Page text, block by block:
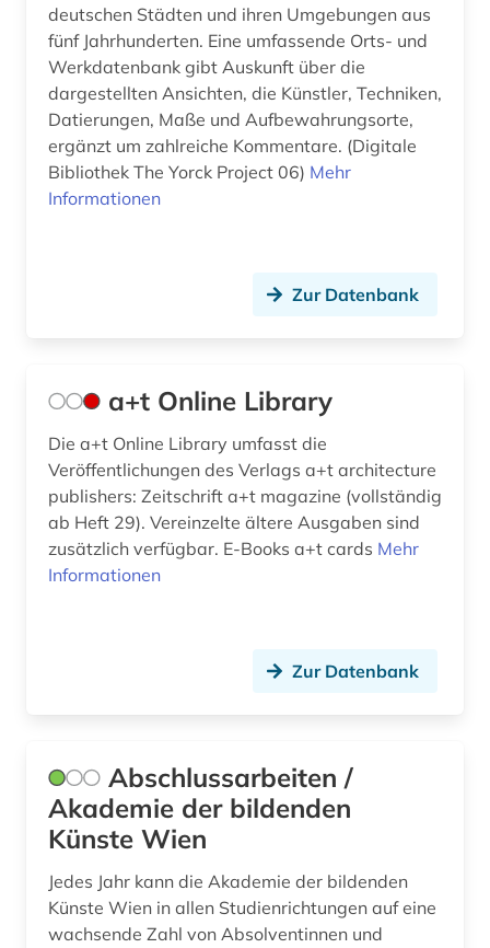
baukunst (1)
bauleistung (2)
baumangel (1)
bauordnung (3)
bauphysik (2)
bauplanung (1)
baupolizei (1)
baupreis (2)
bauschaden (3)
baustoff (12)
baustoffe (1)
baustoffkunde (1)
deutschen Städten und ihren Umgebungen aus
fünf Jahrhunderten. Eine umfassende Orts- und
Werkdatenbank gibt Auskunft über die
dargestellten Ansichten, die Künstler, Techniken,
Datierungen, Maße und Aufbewahrungsorte,
ergänzt um zahlreiche Kommentare. (Digitale
Bibliothek The Yorck Project 06) Mehr
Informationen
Zur Datenbank
a+t Online Library
Die a+t Online Library umfasst die
Veröffentlichungen des Verlags a+t architecture
publishers: Zeitschrift a+t magazine (vollständig
ab Heft 29). Vereinzelte ältere Ausgaben sind
zusätzlich verfügbar. E-Books a+t cards Mehr
Informationen
Zur Datenbank
Abschlussarbeiten /
Akademie der bildenden
Künste Wien
Jedes Jahr kann die Akademie der bildenden
Künste Wien in allen Studienrichtungen auf eine
wachsende Zahl von Absolventinnen und